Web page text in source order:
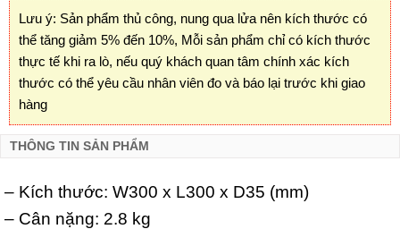
Lưu ý: Sản phẩm thủ công, nung qua lửa nên kích thước có
thể tăng giảm 5% đến 10%, Mỗi sản phẩm chỉ có kích thước
thực tế khi ra lò, nếu quý khách quan tâm chính xác kích
thước có thể yêu cầu nhân viên đo và báo lại trước khi giao
hàng
THÔNG TIN SẢN PHẨM
– Kích thước: W300 x L300 x D35 (mm)
– Cân nặng: 2.8 kg